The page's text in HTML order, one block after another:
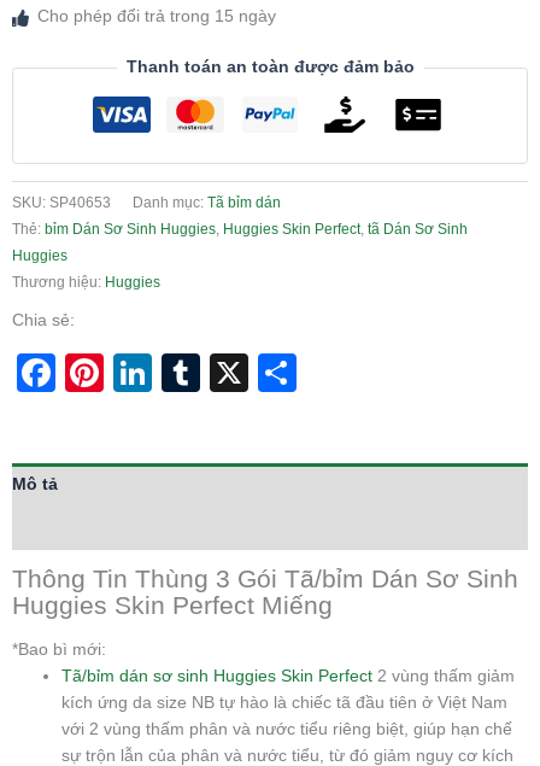
Cho phép đổi trả trong 15 ngày
Thanh toán an toàn được đảm bảo
SKU: SP40653 Danh mục: Tã bỉm dán
Thẻ: bỉm Dán Sơ Sinh Huggies, Huggies Skin Perfect, tã Dán Sơ Sinh
Huggies
Thương hiệu: Huggies
Chia sẻ:
Facebook
Pinterest
LinkedIn
Tumblr
X
Mô tả
Thông Tin Thùng 3 Gói Tã/bỉm Dán Sơ Sinh
Huggies Skin Perfect Miếng
*Bao bì mới:
Tã/bỉm dán sơ sinh Huggies Skin Perfect 2 vùng thấm giảm
kích ứng da size NB tự hào là chiếc tã đầu tiên ở Việt Nam
với 2 vùng thấm phân và nước tiểu riêng biệt, giúp hạn chế
sự trộn lẫn của phân và nước tiểu, từ đó giảm nguy cơ kích